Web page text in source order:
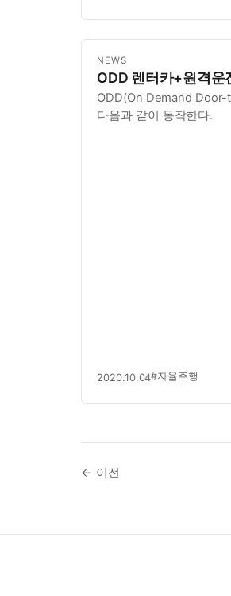
NEWS
ODD 렌터카+원격운
ODD(On Demand
다음과 같이 동작한다.
2020.10.04#자율주행
← 이전